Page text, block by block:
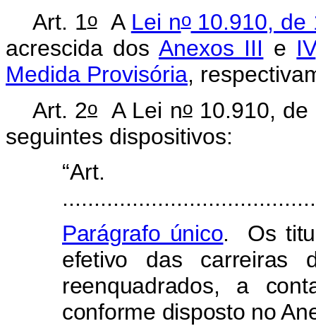
Art. 1oA Lei no10.910, de
acrescida dos Anexos III e IV
Medida Provisória,
Art. 2oA Lei no10.910, de
seguintes dispositivos:
Parágrafo único. Os
efetivo das
reenquadrados, a
conforme disposto no